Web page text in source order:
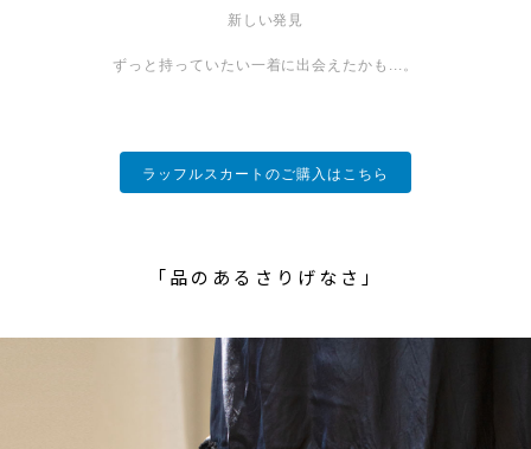
新しい発見
ずっと持っていたい一着に出会えたかも...。
ラッフルスカートのご購入はこちら
「品のあるさりげなさ」